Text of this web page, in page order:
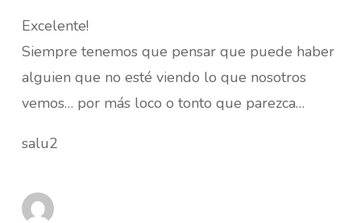
Excelente!
Siempre tenemos que pensar que puede haber
alguien que no esté viendo lo que nosotros
vemos… por más loco o tonto que parezca…
salu2